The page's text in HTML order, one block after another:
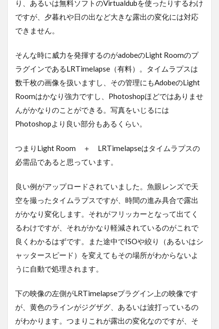
り、あるいは無料ソフトのVirtualdubを使ったりするわけ
ですが、夕暮れや日の出など大きな露出の変化には対応
できません。
そんな時に威力を発揮するのがadobeのLight Roomのプ
ラグインであるLRTimelapse（有料）。タイムラプスは
数千枚の画像を扱いますし、その管理にもAdobeのLight
Roomはかなり強力ですし、Photoshopほどではありませ
んがかなりのことができる。写真をいじるには
Photoshopより良い部分もあるくらい。
つまりLight Room ＋ LRTimelapseはタイムラプスの
必需品であると思っています。
良い例がアップロードされていました。魚眼レンズで天
空を撮ったタイムラプスですが、時間の進み具合で露出
がかなり変化します。それがフリッカーとなって出てく
るわけですが、それがかなり軽減されているのがこれで
良くわかるはずです。また途中でISOや絞り（あるいはシ
ャッタースピード）を変えてもその場所がわからないよ
うに自動で処理されます。
下の映像の左側がLRTimelapseプラグイン上の映像です
が、黄色のラインがジグザグ、あるいは波打っているの
がわかります。つまりこれが露出の変化なのですが、そ